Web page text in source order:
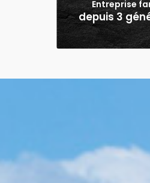
Entreprise
depuis 3